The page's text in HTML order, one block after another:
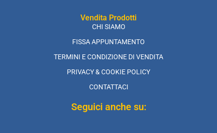
Vendita Prodotti
CHI SIAMO
FISSA APPUNTAMENTO
TERMINI E CONDIZIONE DI VENDITA
PRIVACY & COOKIE POLICY
CONTATTACI
Seguici anche su: